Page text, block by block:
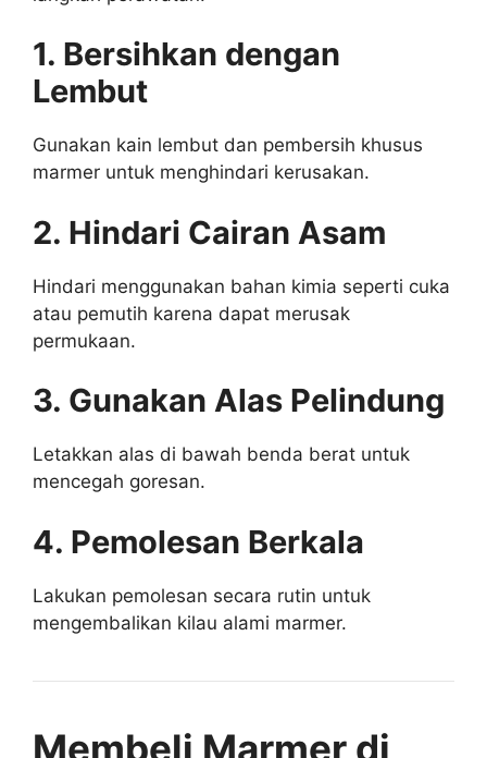
1. Bersihkan dengan
Lembut
Gunakan kain lembut dan pembersih khusus
marmer untuk menghindari kerusakan.
2. Hindari Cairan Asam
Hindari menggunakan bahan kimia seperti cuka
atau pemutih karena dapat merusak
permukaan.
3. Gunakan Alas Pelindung
Letakkan alas di bawah benda berat untuk
mencegah goresan.
4. Pemolesan Berkala
Lakukan pemolesan secara rutin untuk
mengembalikan kilau alami marmer.
Membeli Marmer di